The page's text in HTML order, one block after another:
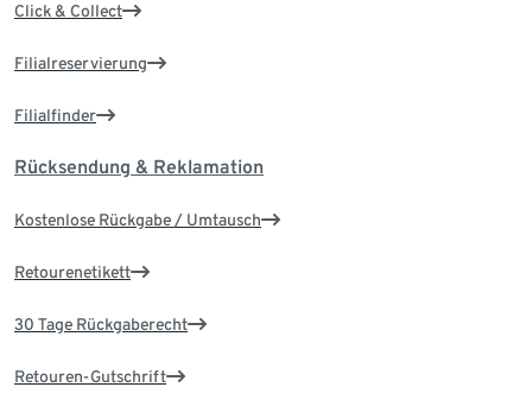
Click & Collect
Filialreservierung
Filialfinder
Rücksendung & Reklamation
Kostenlose Rückgabe / Umtausch
Retourenetikett
30 Tage Rückgaberecht
Retouren-Gutschrift